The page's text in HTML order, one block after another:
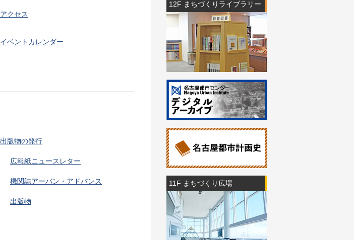
12F まちづくりライブラリー
11F まちづくり広場
アクセス
イベントカレンダー
出版物の発行
広報紙ニュースレター
機関誌アーバン・アドバンス
出版物